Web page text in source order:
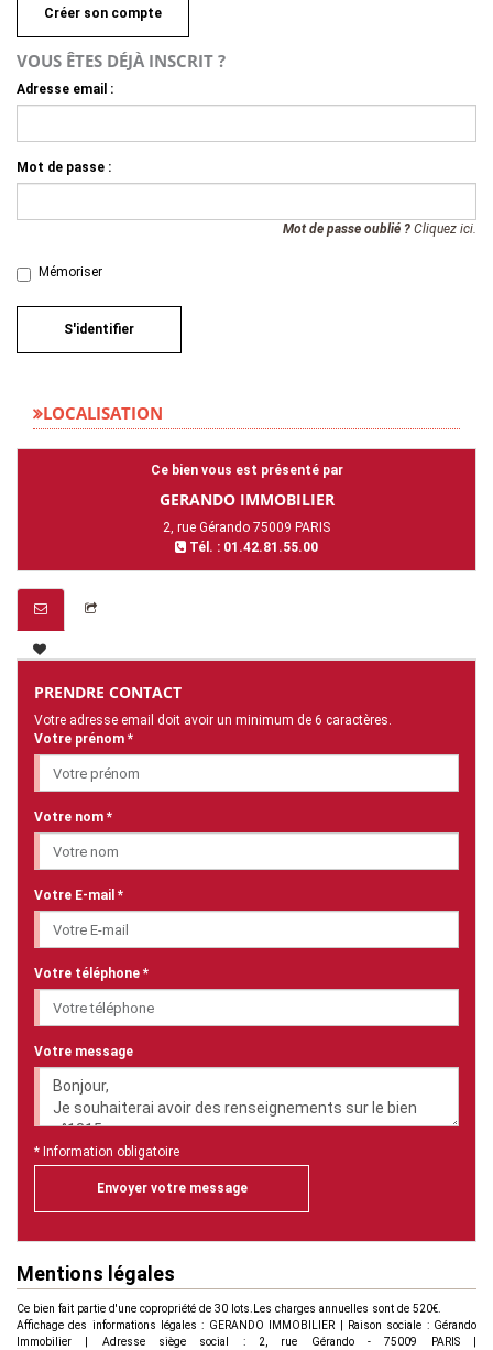
Créer son compte
VOUS ÊTES DÉJÀ INSCRIT ?
Adresse email :
Mot de passe :
Mot de passe oublié ? Cliquez ici.
Mémoriser
S'identifier
LOCALISATION
Ce bien vous est présenté par
GERANDO IMMOBILIER
2, rue Gérando 75009 PARIS
Tél. : 01.42.81.55.00
PRENDRE CONTACT
Votre adresse email doit avoir un minimum de 6 caractères.
Votre prénom *
Votre nom *
Votre E-mail *
Votre téléphone *
Votre message
* Information obligatoire
Envoyer votre message
Mentions légales
Ce bien fait partie d'une copropriété de 30 lots.Les charges annuelles sont de 520€.
Affichage des informations légales : GERANDO IMMOBILIER | Raison sociale : Gérando
Immobilier | Adresse siège social : 2, rue Gérando - 75009 PARIS |